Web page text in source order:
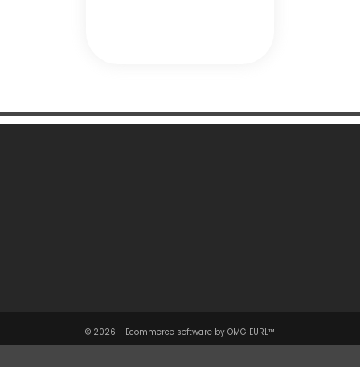
© 2026 - Ecommerce software by OMG EURL™